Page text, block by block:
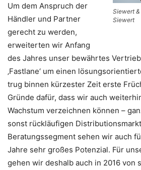
Siewert
Siewert
Um dem Anspruch der
Händler und Partner
gerecht zu werden,
erweiterten wir Anfang
des Jahres unser bewährtes
‚Fastlane‘ um einen
trug binnen kürzester Zeit erste
Gründe dafür, dass wir auch
Wachstum verzeichnen können –
sonst rückläufigen
Beratungssegment sehen wir auch
Jahre sehr großes Potenzial. Für
gehen wir deshalb auch in 2016 von